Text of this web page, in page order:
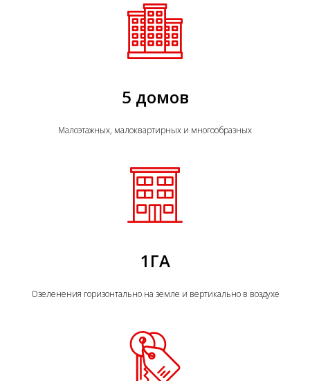
5 домов
Малоэтажных, малоквартирных и многообразных
1ГА
Озеленения горизонтально на земле и вертикально в воздухе